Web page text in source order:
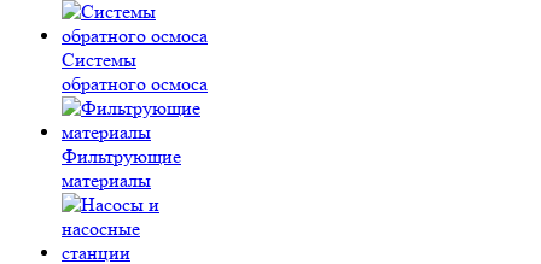
Системы
обратного осмоса
Фильтрующие
материалы